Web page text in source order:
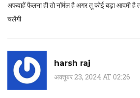
अफवाहें फैलना ही तो नॉर्मल है अगर तू कोई बड़ा आदमी है
चलेंगी
harsh raj
अक्तूबर 23, 2024 AT 02:26